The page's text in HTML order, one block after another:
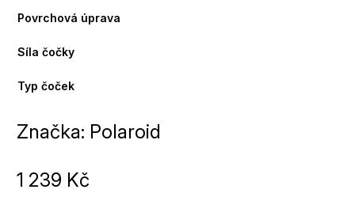
Povrchová úprava
Síla čočky
Typ čoček
Značka: Polaroid
1 239 Kč